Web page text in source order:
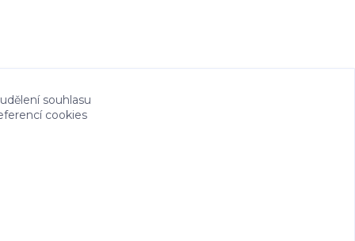
souhlasu
cookies